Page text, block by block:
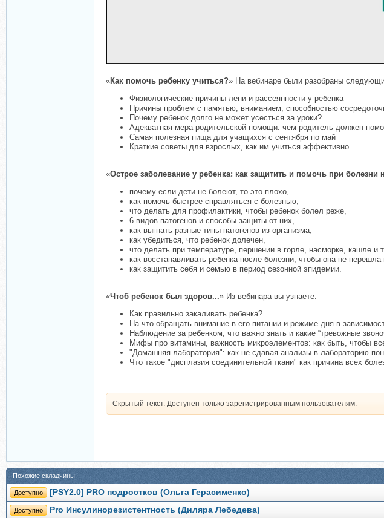
«Как помочь ребенку учиться?» На вебинаре были разобраны
Физиологические причины лени и рассеянности у ребенка
Причины проблем с памятью, вниманием, способностью
Почему ребенок долго не может усесться за уроки?
Адекватная мера родительской помощи: чем родитель должен
Самая полезная пища для учащихся с сентября по май
Краткие советы для взрослых, как им учиться эффективно
«Острое заболевание у ребенка: как защитить и помочь при
почему если дети не болеют, то это плохо,
как помочь быстрее справляться с болезнью,
что делать для профилактики, чтобы ребенок болел реже,
6 видов патогенов и способы защиты от них,
как выгнать разные типы патогенов из организма,
как убедиться, что ребенок долечен,
что делать при температуре, першении в горле, насморке, кашле и
как восстанавливать ребенка после болезни, чтобы она не
как защитить себя и семью в период сезонной эпидемии.
«Чтоб ребенок был здоров...» Из вебинара вы узнаете:
Как правильно закаливать ребенка?
На что обращать внимание в его питании и режиме дня в
Наблюдение за ребенком, что важно знать и какие “тревожные
Мифы про витамины, важность микроэлементов: как быть, чтобы
"Домашняя лаборатория": как не сдавая анализы в лабораторию
Что такое "дисплазия соединительной ткани" как причина всех
Скрытый текст. Доступен только зарегистрированным пользователям.
Похожие складчины
Доступно [PSY2.0] PRO подростков (Ольга Герасименко)
Доступно Pro Инсулинорезистентность (Диляра Лебедева)